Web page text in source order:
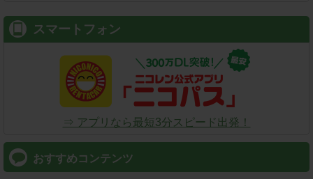
スマートフォン
⇒ アプリなら最短3分スピード出発！
おすすめコンテンツ